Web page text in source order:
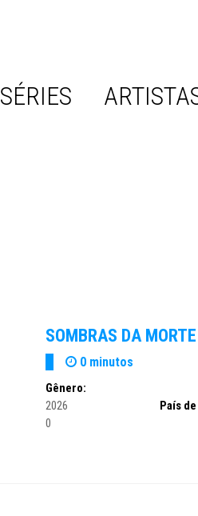
SÉRIES
SOMBRAS DA MORTE
0 minutos
Gênero:
2026
País
0